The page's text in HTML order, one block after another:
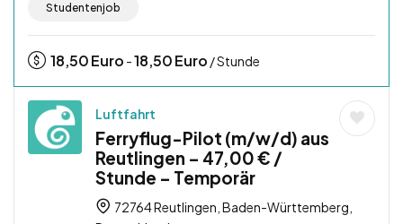
Studentenjob
18,50Euro -18,50Euro / Stunde
Luftfahrt
Ferryflug-Pilot (m/w/d) aus
Reutlingen – 47,00 € /
Stunde – Temporär
72764 Reutlingen, Baden-Württemberg,